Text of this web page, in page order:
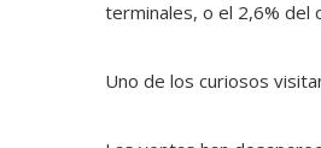
terminales, o el 2,6% del
Uno de los curiosos